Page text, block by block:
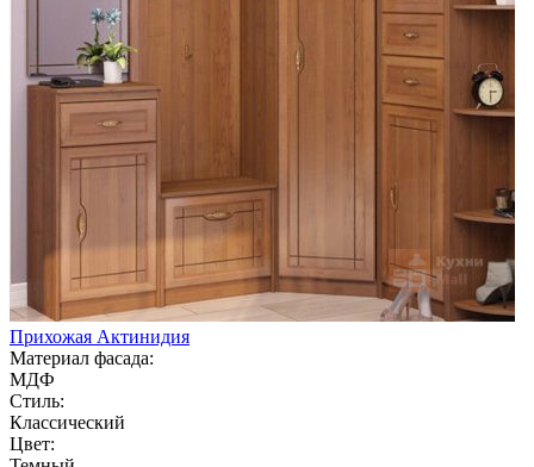
Прихожая Актинидия
Материал фасада:
МДФ
Стиль:
Классический
Цвет: